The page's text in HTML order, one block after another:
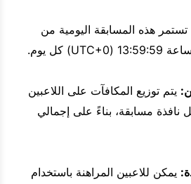
تستمر هذه المسابقة اليومية من
يتم توزيع المكافآت على اللاعبين
نافذة مسابقة، بناءً على إجمالي
يمكن للاعبين المراهنة باستخدام